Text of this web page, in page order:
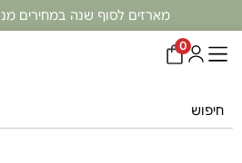
מארזים לסוף שנה במחירים
0